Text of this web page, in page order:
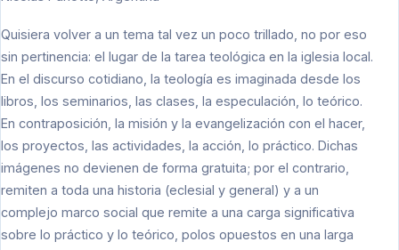
Quisiera volver a un tema tal vez un poco trillado, no por eso
sin pertinencia: el lugar de la tarea teológica en la iglesia local.
En el discurso cotidiano, la teología es imaginada desde los
libros, los seminarios, las clases, la especulación, lo teórico.
En contraposición, la misión y la evangelización con el hacer,
los proyectos, las actividades, la acción, lo práctico. Dichas
imágenes no devienen de forma gratuita; por el contrario,
remiten a toda una historia (eclesial y general) y a un
complejo marco social que remite a una carga significativa
sobre lo práctico y lo teórico, polos opuestos en una larga